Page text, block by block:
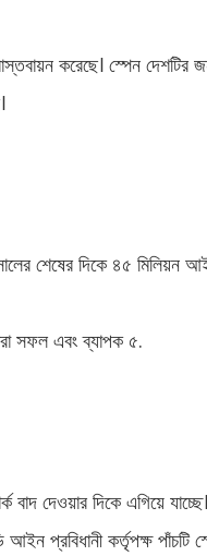
করেছে। স্পেন দেশটির
শেষের দিকে ৪৫ মিলিয়ন
সফল এবং ব্যাপক ৫.
বাদ দেওয়ার দিকে এগিয়ে যাচ্ছে।
প্রবিধানী কর্তৃপক্ষ পাঁচটি